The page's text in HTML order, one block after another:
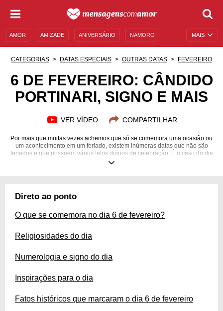
MAIS
AMOR AMIZADE ANIVERSÁRIO NAMORO
DESCULPAS
MENSAGENS E FRASES MENSAGENS DE ANIVERSÁRIO
CATEGORIAS DATAS ESPECIAIS OUTRAS DATAS FEVEREIRO
6 DE FEVEREIRO: CÂNDIDO
PORTINARI, SIGNO E MAIS
VER VÍDEO COMPARTILHAR
Por mais que muitas vezes achemos que só se comemora uma ocasião ou
um acontecimento em um feriado, existem inúmeras datas que não são
feriados e que possuem vários fatos dignos de celebração. É o caso do dia
6 de fevereiro, quando grandes personalidades mundiais, como o ex-
curiosidades sobre esse dia com o conteúdo a seguir que trouxemos para
Direto ao ponto
O que se comemora no dia 6 de fevereiro?
Religiosidades do dia
Numerologia e signo do dia
Inspirações para o dia
Fatos históricos que marcaram o dia 6 de fevereiro